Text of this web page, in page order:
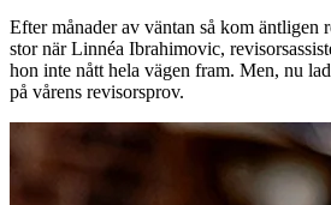
Efter månader av väntan så kom äntligen
stor när Linnéa Ibrahimovic,
hon inte nått hela vägen fram. Men, nu
på vårens revisorsprov.